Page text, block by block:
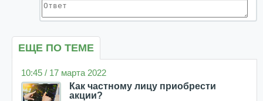
ЕЩЕ ПО ТЕМЕ
10:45 / 17 марта 2022
Как частному лицу приобрести
акции?